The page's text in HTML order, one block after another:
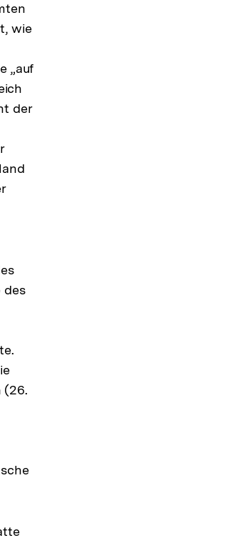
wie
„auf
der
des
(26.